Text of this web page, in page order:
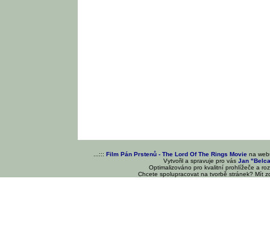
...::: Film Pán Prstenů - The Lord Of The Rings Movie na
Vytvořil a spravuje pro vásJan
Optimalizováno pro kvalitní prohlížeče a
Chcete spolupracovat na tvorbě stránek? Mít